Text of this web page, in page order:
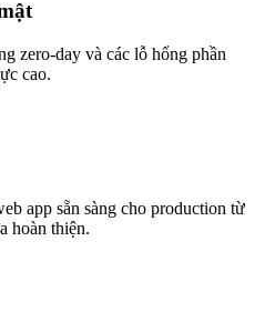
zero-day và các lỗ hổng phần
cao.
app sẵn sàng cho production từ
hoàn thiện.